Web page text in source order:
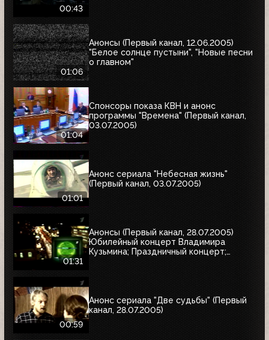
00:43
01:06
Анонсы (Первый канал, 12.06.2005)
"Белое солнце пустыни", "Новые песни
о главном"
01:04
Спонсоры показа КВН и анонс
программы "Времена" (Первый канал,
03.07.2005)
01:01
Анонс сериала "Небесная жизнь"
(Первый канал, 03.07.2005)
01:31
Анонсы (Первый канал, 28.07.2005)
Юбилейный концерт Владимира
Кузьмина; Праздничный концерт;
00:59
Анонс сериала "Две судьбы" (Первый
канал, 28.07.2005)